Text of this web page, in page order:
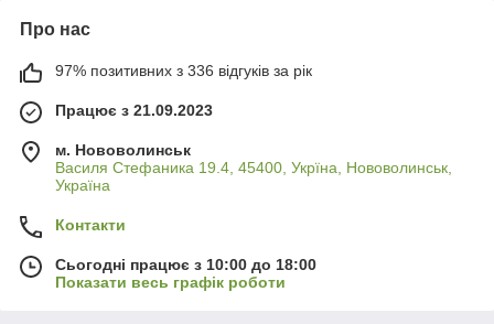
Про нас
97% позитивних з 336 відгуків за рік
Працює з 21.09.2023
м. Нововолинськ
Василя Стефаника 19.4, 45400, Укрїна, Нововолинськ,
Україна
Контакти
Сьогодні працює з 10:00 до 18:00
Показати весь графік роботи